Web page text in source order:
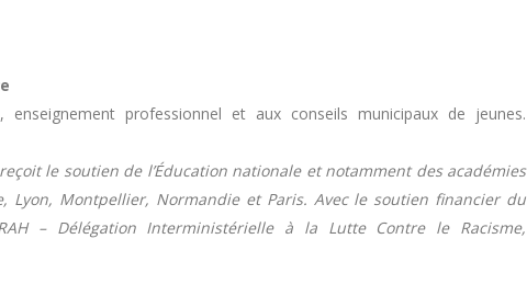
professionnel et aux conseils municipaux de jeunes.
le soutien de l’Éducation nationale et notamment des académies
Lyon, Montpellier, Normandie et Paris. Avec le soutien financier du
– Délégation Interministérielle à la Lutte Contre le Racisme,